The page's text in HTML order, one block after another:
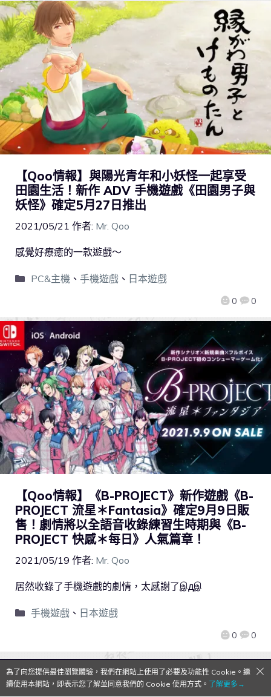
【Qoo情報】與陽光青年和小妖怪一起享受
田園生活！新作 ADV 手機遊戲《田園男子與
妖怪》確定5月27日推出
2021/05/21 作者: Mr. Qoo
0 0
感覺好療癒的一款遊戲～
PC&主機 、 手機遊戲、 日本遊戲
【Qoo情報】《B-PROJECT》新作遊戲《B-
PROJECT 流星＊Fantasia》確定9月9日販
售！劇情將以全語音收錄練習生時期與《B-
PROJECT 快感＊每日》人氣篇章！
2021/05/19 作者: Mr. Qoo
0 0
居然收錄了手機遊戲的劇情，太感謝了இдஇ
手機遊戲、 日本遊戲
QooApp Limited © 2026
為了向您提供最佳瀏覽體驗，我們在網站上使用了必要及功能性 Cookie。繼
續使用本網站，即表示您了解並同意我們的 Cookie 使用方式。 了解更多→